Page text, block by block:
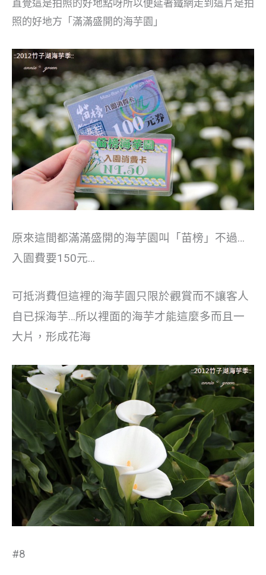
直覺這是拍照的好地點呀所以便延著鐵網走到這片是拍
照的好地方「滿滿盛開的海芋園」
原來這間都滿滿盛開的海芋園叫「苗榜」不過…
入園費要150元…
可抵消費但這裡的海芋園只限於觀賞而不讓客人
自已採海芋…所以裡面的海芋才能這麼多而且一
大片，形成花海
#8